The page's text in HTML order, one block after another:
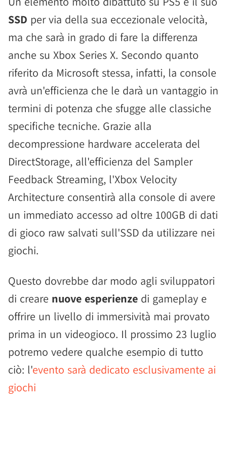
SSD per via della sua eccezionale velocità,
ma che sarà in grado di fare la differenza
anche su Xbox Series X. Secondo quanto
riferito da Microsoft stessa, infatti, la console
avrà un'efficienza che le darà un vantaggio in
termini di potenza che sfugge alle classiche
specifiche tecniche. Grazie alla
decompressione hardware accelerata del
DirectStorage, all'efficienza del Sampler
Feedback Streaming, l'Xbox Velocity
Architecture consentirà alla console di avere
un immediato accesso ad oltre 100GB di dati
di gioco raw salvati sull'SSD da utilizzare nei
giochi.
Questo dovrebbe dar modo agli sviluppatori
di creare nuove esperienze di gameplay e
offrire un livello di immersività mai provato
prima in un videogioco. Il prossimo 23 luglio
potremo vedere qualche esempio di tutto
ciò: l'evento sarà dedicato esclusivamente ai
giochi